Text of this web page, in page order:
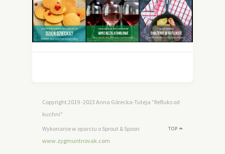
Copyright 2019 -2023 Anna Górecka-Tuteja "Refluks od
kuchni"
TOP
Wykonanie w oparciu o Sprout & Spoon
www.zygmuntnovak.com